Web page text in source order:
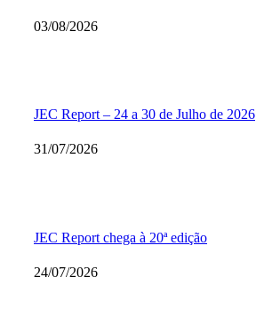
03/08/2026
JEC Report – 24 a 30 de Julho de 2026
31/07/2026
JEC Report chega à 20ª edição
24/07/2026